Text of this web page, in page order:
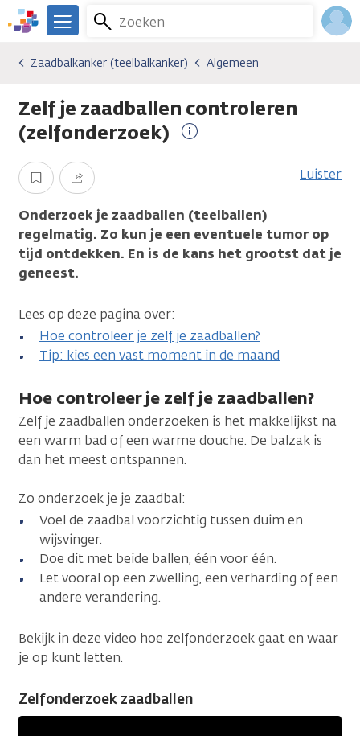
Overslaan
en
gaan
We
er
je.
Kanker.nl
Zoeken
Menu
Kankersoorten
Zaadbalkanker (teelbalkanker)
Algemeen
Zaadbalkanker (teelbalkanker) Algemeen
Zelf je zaadballen controleren
(zelfonderzoek)
Opslaan Delen Luister
Onderzoek je zaadballen (teelballen)
regelmatig. Zo kun je een eventuele tumor op
tijd ontdekken. En is de kans het grootst dat je
geneest.
Lees op deze pagina over:
Hoe controleer je zelf je zaadballen?
Tip: kies een vast moment in de maand
Hoe controleer je zelf je zaadballen?
Zelf je zaadballen onderzoeken is het makkelijkst na
een warm bad of een warme douche. De balzak is
dan het meest ontspannen.
Zo onderzoek je je zaadbal:
Voel de zaadbal voorzichtig tussen duim en
wijsvinger.
Doe dit met beide ballen, één voor één.
Let vooral op een zwelling, een verharding of een
andere verandering.
Bekijk in deze video hoe zelfonderzoek gaat en waar
je op kunt letten.
Zelfonderzoek zaadballen